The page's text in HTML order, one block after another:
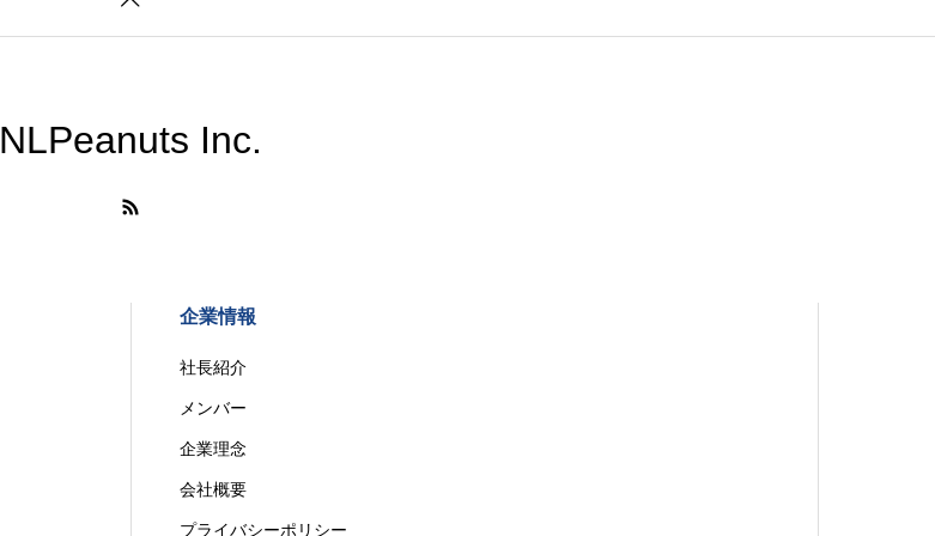
NLPeanuts Inc.
企業情報
社長紹介
メンバー
企業理念
会社概要
プライバシーポリシー